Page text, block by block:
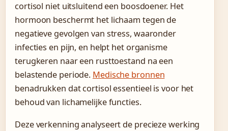
cortisol niet uitsluitend een boosdoener. Het
hormoon beschermt het lichaam tegen de
negatieve gevolgen van stress, waaronder
infecties en pijn, en helpt het organisme
terugkeren naar een rusttoestand na een
belastende periode. Medische bronnen
benadrukken dat cortisol essentieel is voor het
behoud van lichamelijke functies.
Deze verkenning analyseert de precieze werking